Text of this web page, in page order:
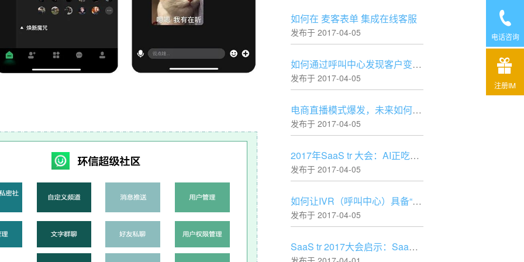
如何在 麦客表单 集成在线客服
发布于 2017-04-05
如何通过呼叫中心发现客户变化？
发布于 2017-04-05
电商直播模式爆发，未来如何赢胜？
发布于 2017-04-05
2017年SaaS tr 大会：AI正吃掉软件？
发布于 2017-04-05
如何让IVR（呼叫中心）具备“判断”的能力
发布于 2017-04-05
SaaS tr 2017大会启示：SaaS创业最正确的十种姿势！
电话咨询
注册IM